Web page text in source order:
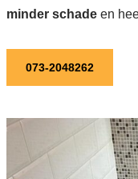
minder schadeen
073-2048262